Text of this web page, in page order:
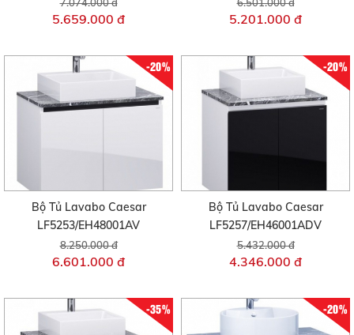
5.659.000 đ 5.201.000 đ
-20%
Bộ Tủ Lavabo Caesar
LF5253/EH48001AV
8.250.000 đ
6.601.000 đ
-20%
Bộ Tủ Lavabo Caesar
LF5257/EH46001ADV
5.432.000 đ
4.346.000 đ
-35% -20%